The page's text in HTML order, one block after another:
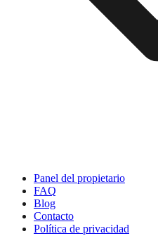
Panel del propietario
FAQ
Blog
Contacto
Política de privacidad